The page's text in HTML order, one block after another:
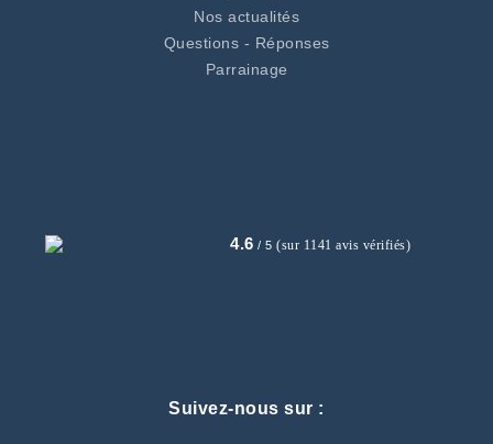
Nos actualités
Questions - Réponses
Parrainage
4.6 / 5(sur 1141 avis vérifiés)
Suivez-nous sur :